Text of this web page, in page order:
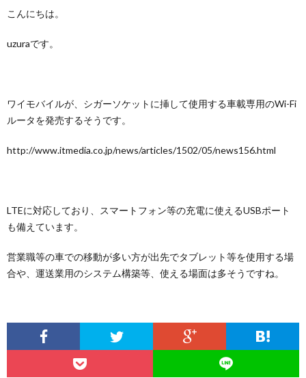
こんにちは。
uzuraです。
ワイモバイルが、シガーソケットに挿して使用する車載専用のWi-Fi
ルータを発売するそうです。
http://www.itmedia.co.jp/news/articles/1502/05/news156.html
LTEに対応しており、スマートフォン等の充電に使えるUSBポート
も備えています。
営業職等の車での移動が多い方が出先でタブレット等を使用する場
合や、運送業用のシステム構築等、使える場面は多そうですね。